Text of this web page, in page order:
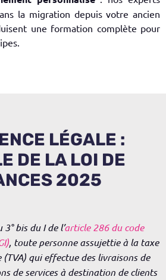
la migration depuis votre ancien
une formation complète pour
LÉGALE :
DE LA LOI DE
2025
bis du I de l’article 286 du code
, toute personne assujettie à la taxe
qui effectue des livraisons de
de services à destination de clients